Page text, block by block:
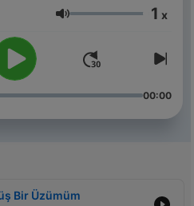
Lydstyrke 1 x
00:00
Bir Üzümüm